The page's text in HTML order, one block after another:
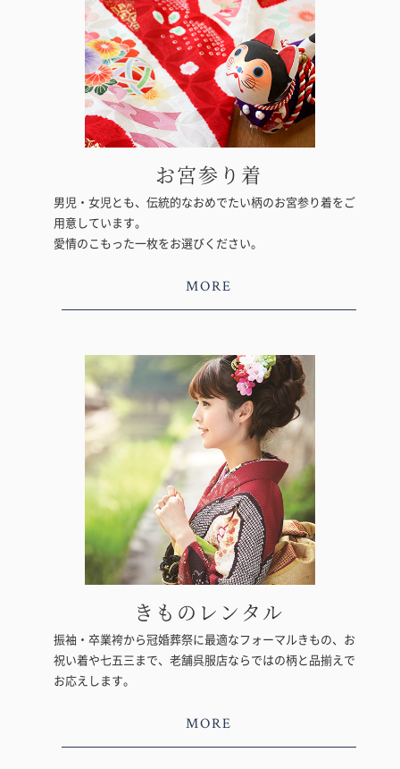
お宮参り着
男児・女児とも、伝統的なおめでたい柄のお宮参り着をご
用意しています。
愛情のこもった一枚をお選びください。
MORE
きものレンタル
振袖・卒業袴から冠婚葬祭に最適なフォーマルきもの、お
祝い着や七五三まで、老舗呉服店ならではの柄と品揃えで
お応えします。
MORE